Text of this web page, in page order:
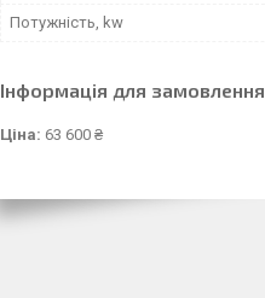
Потужність, kw
Інформація для замовлення
Ціна: 63 600 ₴